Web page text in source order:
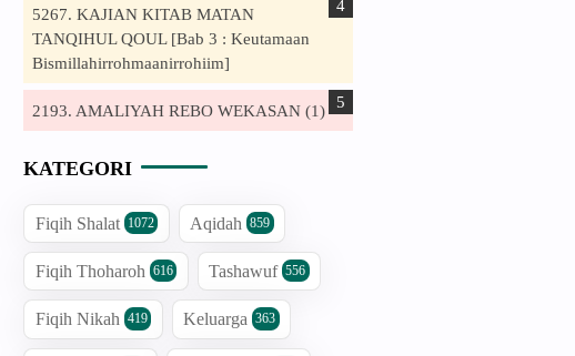
5267. KAJIAN KITAB MATAN
TANQIHUL QOUL [Bab 3 : Keutamaan
Bismillahirrohmaanirrohiim]
2193. AMALIYAH REBO WEKASAN (1)
KATEGORI
Fiqih Shalat 1072 Aqidah 859
Fiqih Thoharoh 616 Tashawuf 556
Fiqih Nikah 419 Keluarga 363